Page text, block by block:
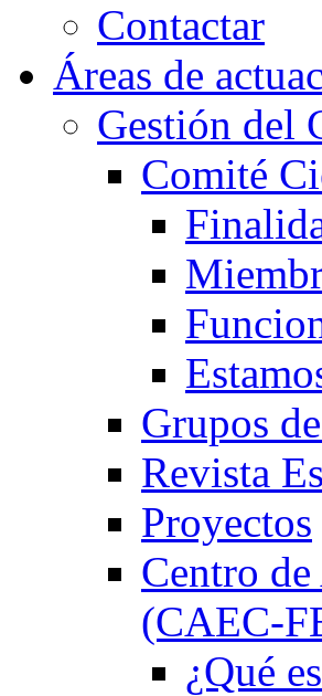
Contactar
Áreas de
Gestión del
Comité
Grupos
Revista
Proyectos
Centro
(CAEC-
¿Qué